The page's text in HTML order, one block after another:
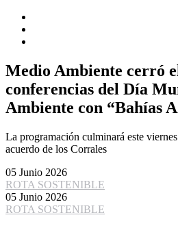
Medio Ambiente cerró
conferencias del Día
Ambiente con “Bahías
La programación culminará este
acuerdo de los Corrales
05 Junio 2026
ROTA SOSTENIBLE
05 Junio 2026
ROTA SOSTENIBLE